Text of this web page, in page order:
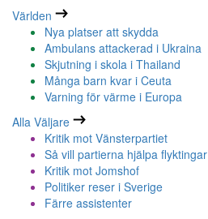
Världen
Nya platser att skydda
Ambulans attackerad i Ukraina
Skjutning i skola i Thailand
Många barn kvar i Ceuta
Varning för värme i Europa
Alla Väljare
Kritik mot Vänsterpartiet
Så vill partierna hjälpa flyktingar
Kritik mot Jomshof
Politiker reser i Sverige
Färre assistenter